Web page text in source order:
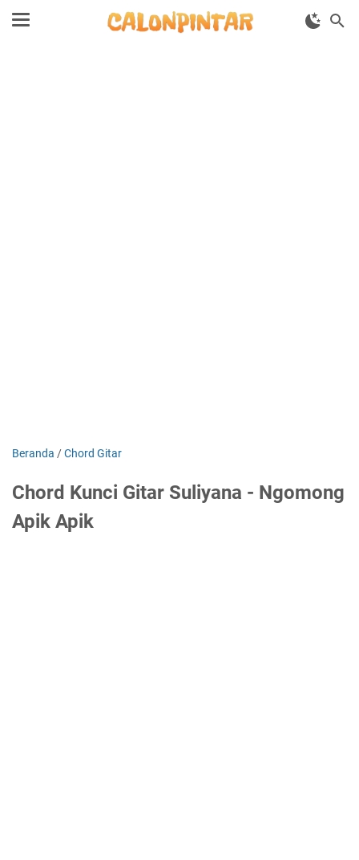
Beranda /Chord Gitar
Chord Kunci Gitar Suliyana - Ngomong
Apik Apik